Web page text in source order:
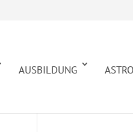
AUSBILDUNG